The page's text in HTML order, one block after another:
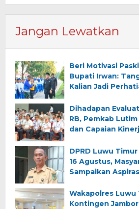
Jangan Lewatkan
Beri Motivasi
Bupati Irwan:
Kalian Jadi
Dihadapan
RB, Pemkab
dan Capaian
DPRD Luwu Timur
16 Agustus,
Sampaikan
Wakapolres Luwu
Kontingen